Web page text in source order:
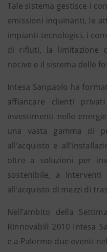
Tale sistema gestisce i
emissioni inquinanti, le
impianti tecnologici, i
di rifiuti, la limitazione
nocive e il sistema delle
Intesa Sanpaolo ha
affiancare clienti
investimenti nelle
una vasta gamma di
all’acquisto e
oltre a soluzioni per
sostenibile, a
all’acquisto di mezzi di
Nell’ambito della
Rinnovabili 2010 Intesa
e a Palermo due eventi